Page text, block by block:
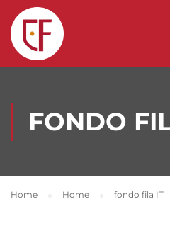
FONDO
Home Home fondo fila IT